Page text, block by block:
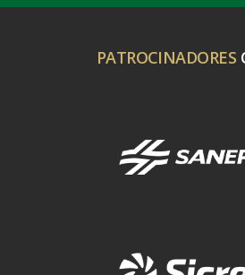
PATROCINADORES